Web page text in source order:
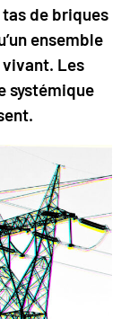
de briques
ensemble
vivant. Les
systémique